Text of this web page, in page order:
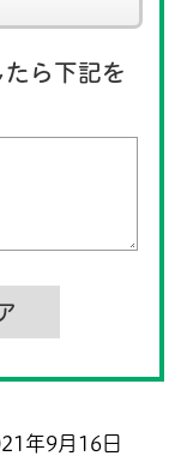
ら下記を
年9月16日